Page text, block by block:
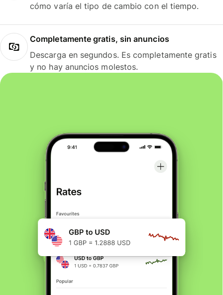
cómo varía el tipo de cambio con el tiempo.
Completamente gratis, sin anuncios
Descarga en segundos. Es completamente gratis
y no hay anuncios molestos.